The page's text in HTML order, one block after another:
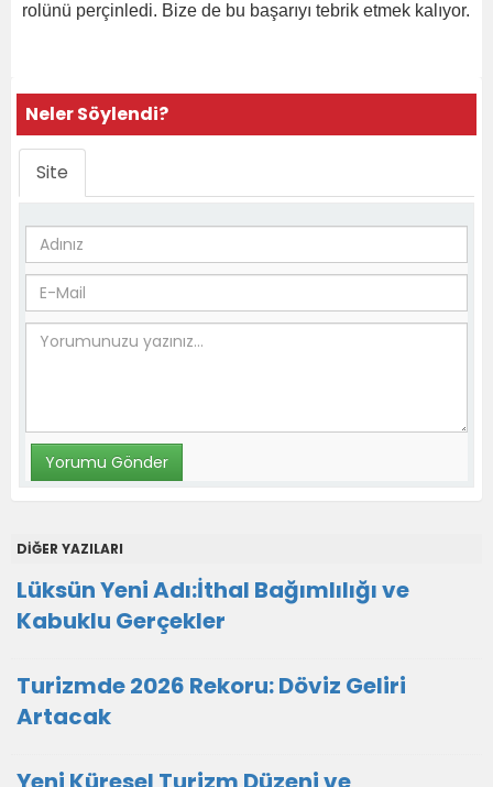
rolünü perçinledi. Bize de bu başarıyı tebrik etmek kalıyor.
Neler Söylendi?
Site
DİĞER YAZILARI
Lüksün Yeni Adı:İthal Bağımlılığı ve
Kabuklu Gerçekler
Turizmde 2026 Rekoru: Döviz Geliri
Artacak